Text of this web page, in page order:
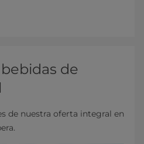
de
de nuestra oferta integral en